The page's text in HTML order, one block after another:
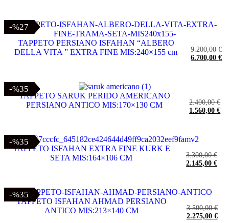
-%27
-%27
TAPPETO PERSIANO ISFAHAN “ALBERO
DELLA VITA ” EXTRA FINE MIS:240×155 cm
9.200,00€
6.700,00€
-%35
-%35
TAPPETO SARUK PERIDO AMERICANO
PERSIANO ANTICO MIS:170×130 CM
2.400,00€
1.560,00€
-%35
-%35
TAPPETO ISFAHAN EXTRA FINE KURK E
SETA MIS:164×106 CM
3.300,00€
2.145,00€
-%35
-%35
TAPPETO ISFAHAN AHMAD PERSIANO
ANTICO MIS:213×140 CM
3.500,00€
2.275,00 €